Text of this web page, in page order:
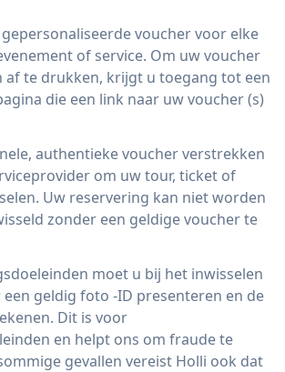
voucher voor elke
of service. Om uw voucher
af ​​te drukken, krijgt u toegang tot een
die een link naar uw voucher (s)
authentieke voucher verstrekken
om uw tour, ticket of
Uw reservering kan niet worden
zonder een geldige voucher te
moet u bij het inwisselen
geldig foto -ID presenteren en de
Dit is voor
en helpt ons om fraude te
gevallen vereist Holli ook dat